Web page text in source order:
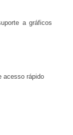
a gráficos
acesso rápido